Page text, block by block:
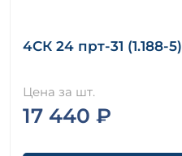
4СК 24 прт-31 (1.188-5)
Цена за шт.
17 440 ₽